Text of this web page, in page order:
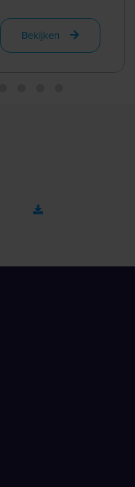
aantal lichtbronnen of
drivers ...Bekijken